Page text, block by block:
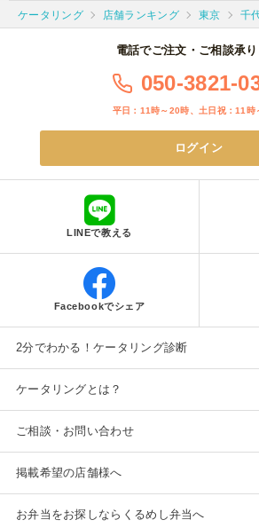
KOHACHISENド
ケータリング
ケータリング
最低ご注文金額 50,000円
ケータリング 店舗ランキング 東京 千
電話でご注文・ご相談承
050-3821-
平日：11時～20時、土日祝：11時
ログイン
LINEで教える
Facebookでシェア
2分でわかる！ケータリング診断
ケータリングとは？
ご相談・お問い合わせ
掲載希望の店舗様へ
お弁当をお探しならくるめし弁当へ